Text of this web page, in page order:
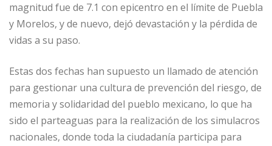
magnitud fue de 7.1 con epicentro en el límite de Puebla
y Morelos, y de nuevo, dejó devastación y la pérdida de
vidas a su paso.
Estas dos fechas han supuesto un llamado de atención
para gestionar una cultura de prevención del riesgo, de
memoria y solidaridad del pueblo mexicano, lo que ha
sido el parteaguas para la realización de los simulacros
nacionales, donde toda la ciudadanía participa para